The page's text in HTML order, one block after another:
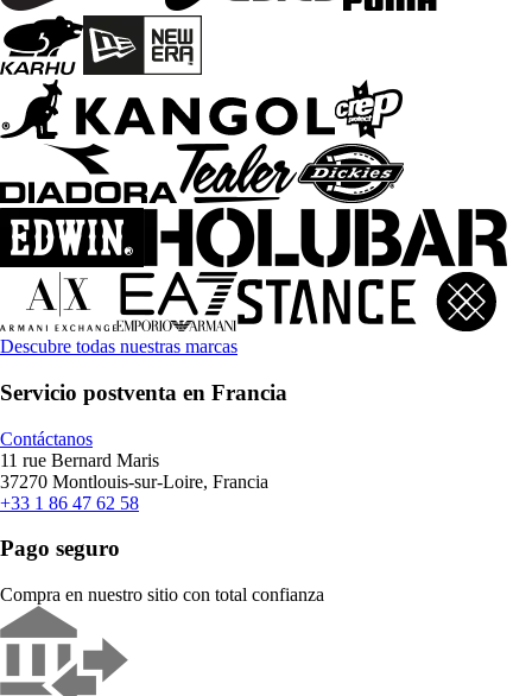
Descubre todas nuestras marcas
Servicio postventa en Francia
Contáctanos
11 rue Bernard Maris
37270 Montlouis-sur-Loire, Francia
+33 1 86 47 62 58
Pago seguro
Compra en nuestro sitio con total confianza